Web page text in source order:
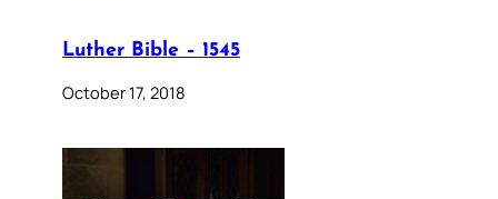
Luther Bible – 1545
October 17, 2018